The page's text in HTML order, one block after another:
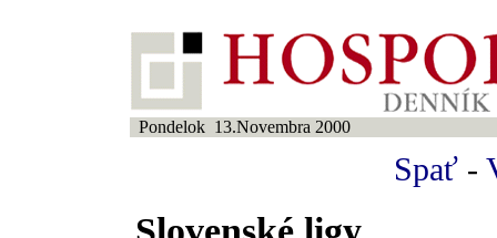
Pondelok 13.Novembra 2000
Spať -